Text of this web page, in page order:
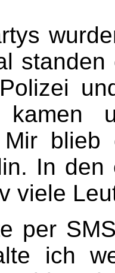
kamen
Mir
In den
viele
per
ich